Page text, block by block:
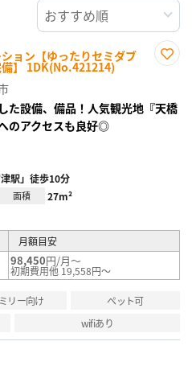
ョン【ゆったりセミダブ
】 1DK(No.421214)
録
た設備、備品！人気観光地『天橋
のアクセスも良好◎
駅」徒歩10分
面積 27m²
月額目安
98,450円/月～
初期費用他 19,558円～
リー向け
ペット可
wifiあり